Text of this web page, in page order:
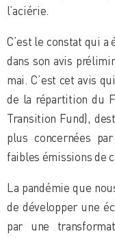
l’aciérie.
C’est le constat qui
dans son avis
mai. C’est cet avis
de la répartition du
Transition Fund),
plus concernées
faibles émissions de
La pandémie que
de développer une
par une